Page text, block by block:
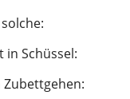
:
Schüssel:
: